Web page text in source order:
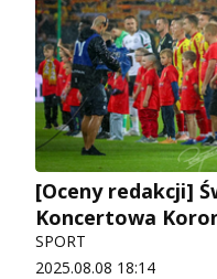
[Oceny redakcji]
Koncertowa
SPORT
2025.08.08 18:14